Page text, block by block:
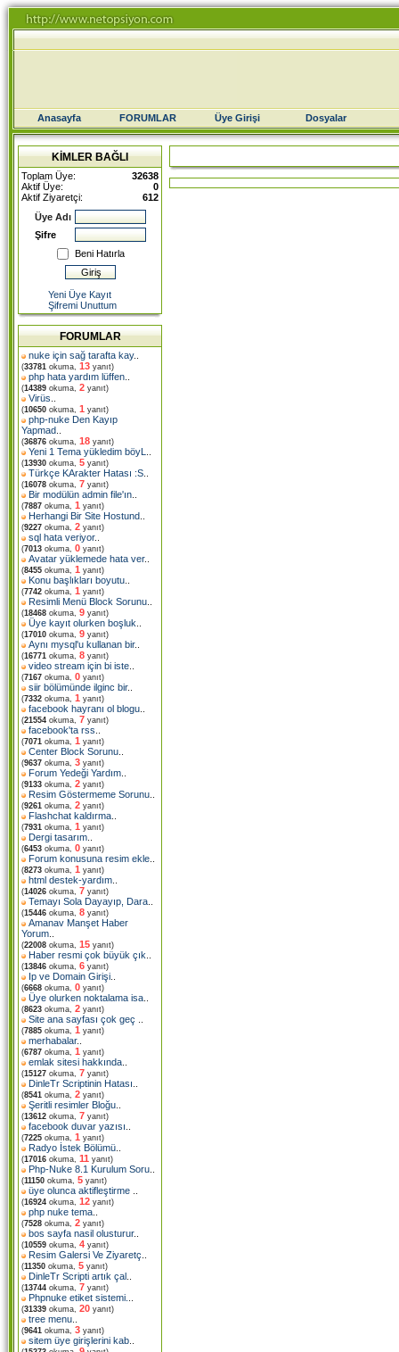
Anasayfa FORUMLAR Üye Girişi Dosyalar
KİMLER BAĞLI
Toplam Üye:
32638
Aktif Üye:
0
Aktif Ziyaretçi:
612
Üye Adı
Şifre
Beni Hatırla
Yeni Üye Kayıt
Şifremi Unuttum
FORUMLAR
nuke için sağ tarafta kay..
(33781 okuma, 13 yanıt)
php hata yardım lüffen
(14389 okuma, 2 yanıt)
Virüs
(10650 okuma, 1 yanıt)
php-nuke Den Kayıp
Yapmad
(36876 okuma, 18 yanıt)
Yeni 1 Tema yükledim böyL
(13930 okuma, 5 yanıt)
Türkçe KArakter Hatası :S
(16078 okuma, 7 yanıt)
Bir modülün admin file'ın
(7887 okuma, 1 yanıt)
Herhangi Bir Site Hostund
(9227 okuma, 2 yanıt)
sql hata veriyor..
(7013 okuma, 0 yanıt)
Avatar yüklemede hata ver..
(8455 okuma, 1 yanıt)
Konu başlıkları boyutu
(7742 okuma, 1 yanıt)
Resimli Menü Block Sorunu
(18468 okuma, 9 yanıt)
Üye kayıt olurken boşluk
(17010 okuma, 9 yanıt)
Aynı mysql'u kullanan bir..
(16771 okuma, 8 yanıt)
video stream için bi iste
(7167 okuma, 0 yanıt)
siir bölümünde ilginc bir..
(7332 okuma, 1 yanıt)
facebook hayranı ol blogu
(21554 okuma, 7 yanıt)
facebook'ta rss
(7071 okuma, 1 yanıt)
Center Block Sorunu
(9637 okuma, 3 yanıt)
Forum Yedeği Yardım
(9133 okuma, 2 yanıt)
Resim Göstermeme Sorunu
(9261 okuma, 2 yanıt)
Flashchat kaldırma
(7931 okuma, 1 yanıt)
Dergi tasarım
(6453 okuma, 0 yanıt)
Forum konusuna resim ekle
(8273 okuma, 1 yanıt)
html destek-yardım
(14026 okuma, 7 yanıt)
Temayı Sola Dayayıp, Dara
(15446 okuma, 8 yanıt)
Amanav Manşet Haber
Yorum
(22008 okuma, 15 yanıt)
Haber resmi çok büyük çık
(13846 okuma, 6 yanıt)
Ip ve Domain Girişi
(6668 okuma, 0 yanıt)
Üye olurken noktalama isa
(8623 okuma, 2 yanıt)
Site ana sayfası çok geç
(7885 okuma, 1 yanıt)
merhabalar..
(6787 okuma, 1 yanıt)
emlak sitesi hakkında
(15127 okuma, 7 yanıt)
DinleTr Scriptinin Hatası
(8541 okuma, 2 yanıt)
Şeritli resimler Bloğu
(13612 okuma, 7 yanıt)
facebook duvar yazısı
(7225 okuma, 1 yanıt)
Radyo İstek Bölümü
(17016 okuma, 11 yanıt)
Php-Nuke 8.1 Kurulum Soru
(11150 okuma, 5 yanıt)
üye olunca aktifleştirme
(16924 okuma, 12 yanıt)
php nuke tema
(7528 okuma, 2 yanıt)
bos sayfa nasil olusturur..
(10559 okuma, 4 yanıt)
Resim Galersi Ve Ziyaretç
(11350 okuma, 5 yanıt)
DinleTr Scripti artık çal
(13744 okuma, 7 yanıt)
Phpnuke etiket sistemi.
(31339 okuma, 20 yanıt)
tree menu
(9641 okuma, 3 yanıt)
sitem üye girişlerini kab